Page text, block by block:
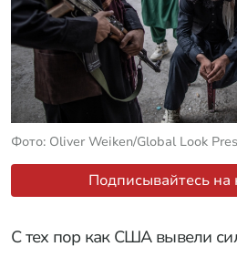
Фото: Oliver Weiken/Global Look
Подписывайтесь на
С тех пор как США вывели